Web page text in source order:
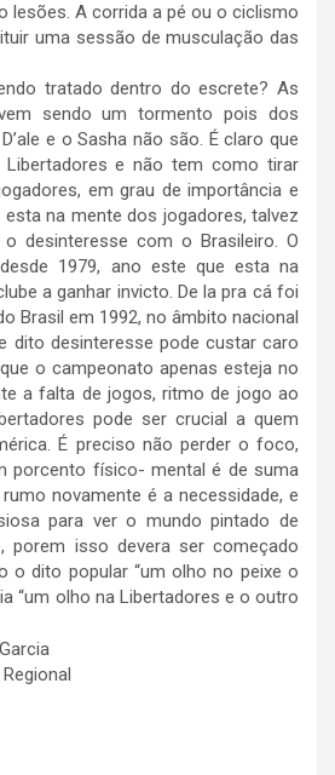
lesões. A corrida a pé ou o ciclismo
uma sessão de musculação das
tratado dentro do escrete? As
sendo um tormento pois dos
e o Sasha não são. É claro que
e não tem como tirar
em grau de importância e
na mente dos jogadores, talvez
desinteresse com o Brasileiro. O
1979, ano este que esta na
a ganhar invicto. De la pra cá foi
Brasil em 1992, no âmbito nacional
dito desinteresse pode custar caro
o campeonato apenas esteja no
a falta de jogos, ritmo de jogo ao
pode ser crucial a quem
É preciso não perder o foco,
porcento físico- mental é de suma
novamente é a necessidade, e
para ver o mundo pintado de
porem isso devera ser começado
o dito popular “um olho no peixe o
“um olho na Libertadores e o outro